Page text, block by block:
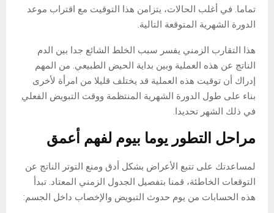
تماما. في أغلب الحالات، يتزامن هذا التوقيت مع اقتراب موعد
الدورة الشهرية المتوقعة التالية.
هذا التقارب الزمني يفسر سبب الخلط الشائع جدا بين الدم
الناتج عن هذه العملية وبين بداية الحيض الطبيعي. من المهم
إدراك أن توقيت هذه العملية قد يختلف قليلا من امرأة لأخرى
بناء على طول الدورة الشهرية المنتظمة ووقت التبويض الفعلي
في ذلك الشهر تحديدا.
مراحل التطور يوما بيوم لفهم أعمق
لمساعدتك على تتبع الأعراض بشكل أدق ومنع التوتر الناتج عن
التوقعات الخاطئة، قمنا بتفصيل الجدول الزمني المعتاد. تبدأ
هذه الحسابات من يوم حدوث التبويض والإخصاب داخل الجسم: